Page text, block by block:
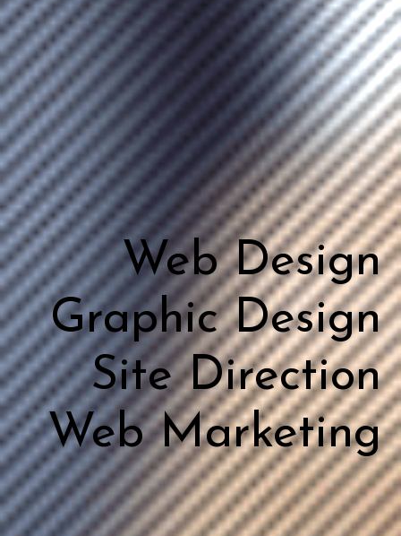
Web Design
Graphic Design
Site Direction
Web Marketing